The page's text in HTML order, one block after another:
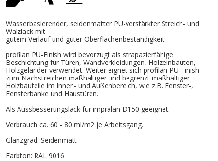
Wasserbasierender, seidenmatter PU-verstärkter Streich- und
Walzlack mit
gutem Verlauf und guter Oberflächenbeständigkeit.
profilan PU-Finish wird bevorzugt als strapazierfähige
Beschichtung für Türen, Wandverkleidungen, Holzeinbauten,
Holzgeländer verwendet. Weiter eignet sich profilan PU-Finish
zum Nachstreichen maßhaltiger und begrenzt maßhaltiger
Holzbauteile im Innen- und Außenbereich, wie z.B. Fenster-,
Fensterbänke und Haustüren.
Als Aussbesserungslack für impralan D150 geeignet.
Verbrauch ca. 60 - 80 ml/m2 je Arbeitsgang.
Glanzgrad: Seidenmatt
Farbton: RAL 9016